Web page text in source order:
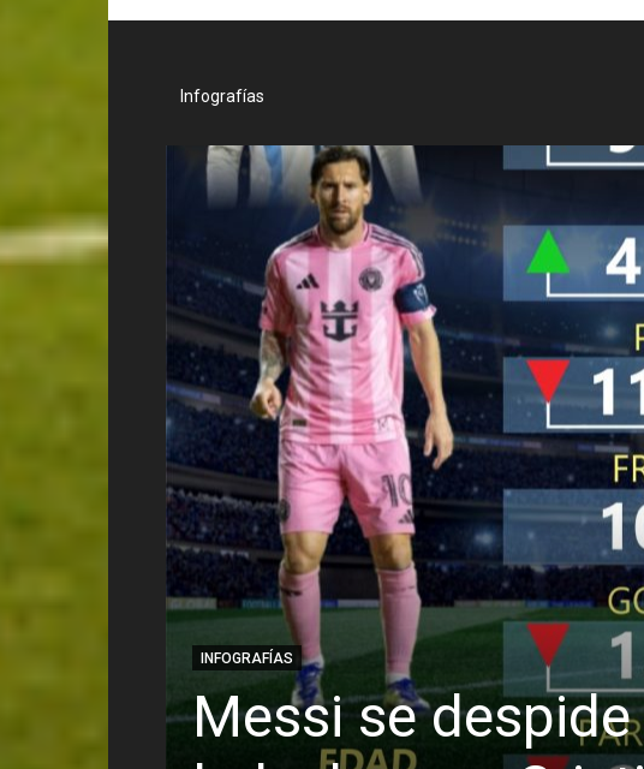
Infografías
INFOGRAFÍAS
Messi se